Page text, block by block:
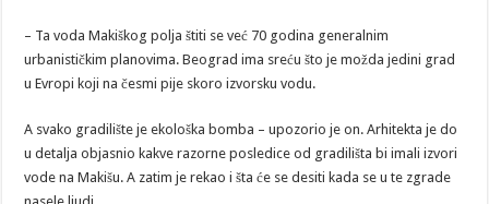
– Ta voda Makiškog polja štiti se već 70 godina generalnim
urbanističkim planovima. Beograd ima sreću što je možda jedini grad
u Evropi koji na česmi pije skoro izvorsku vodu.
A svako gradilište je ekološka bomba – upozorio je on. Arhitekta je do
u detalja objasnio kakve razorne posledice od gradilišta bi imali izvori
vode na Makišu. A zatim je rekao i šta će se desiti kada se u te zgrade